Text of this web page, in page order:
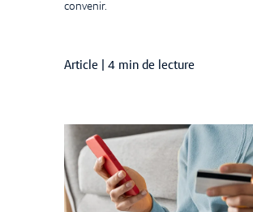
convenir.
Article 4 min de lecture